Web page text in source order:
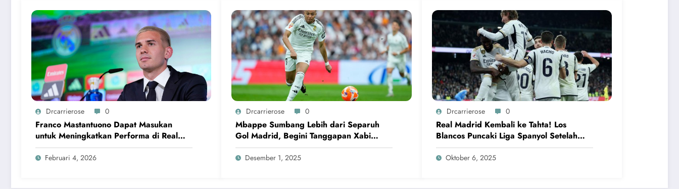
Drcarrierose 0
Franco Mastantuono Dapat Masukan
untuk Meningkatkan Performa di Real
Madrid
Februari 4, 2026
Drcarrierose 0
Mbappe Sumbang Lebih dari Separuh
Gol Madrid, Begini Tanggapan Xabi
Alonso
Desember 1, 2025
Drcarrierose 0
Real Madrid Kembali ke Tahta! Los
Blancos Puncaki Liga Spanyol Setelah
Kalahkan Villarreal
Oktober 6, 2025